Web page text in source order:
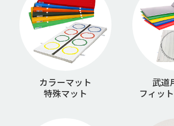
カラーマット
特殊マット
武道
フィッ